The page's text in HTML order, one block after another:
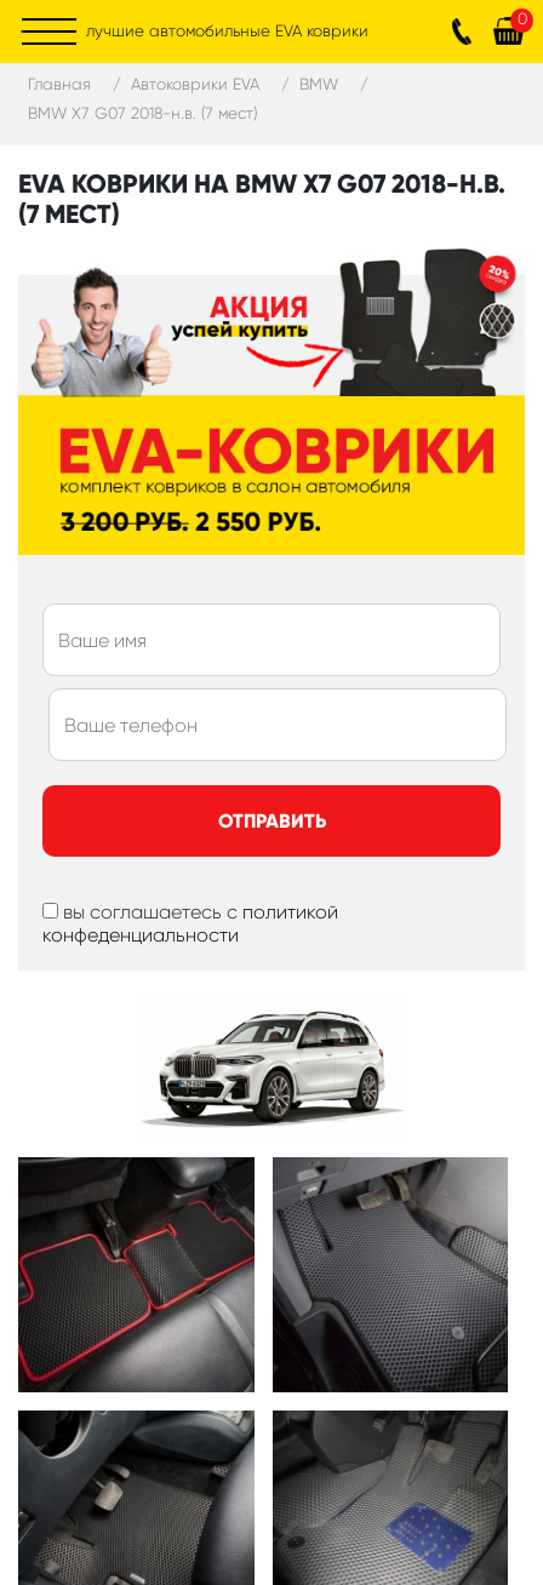
лучшие автомобильные EVA коврики
0
Главная Автоковрики EVA
BMW
BMW X7 G07 2018-н.в. (7 мест)
EVA КОВРИКИ НА BMW X7 G07 2018-Н.В.
(7 МЕСТ)
ОТПРАВИТЬ
вы соглашаетесь с политикой
конфеденциальности